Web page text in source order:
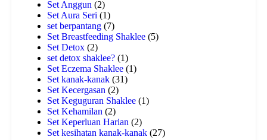
Set Anggun (2)
Set Aura Seri (1)
set berpantang (7)
Set Breastfeeding Shaklee (5)
Set Detox (2)
set detox shaklee? (1)
Set Eczema Shaklee (1)
Set kanak-kanak (31)
Set Kecergasan (2)
Set Keguguran Shaklee (1)
Set Kehamilan (2)
Set Keperluan Harian (2)
Set kesihatan kanak-kanak (27)